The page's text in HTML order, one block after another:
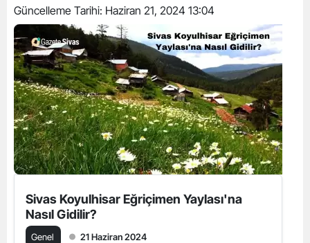
Güncelleme Tarihi: Haziran 21, 2024 13:04
Sivas Koyulhisar Eğriçimen Yaylası'na
Nasıl Gidilir?
Genel 21 Haziran 2024